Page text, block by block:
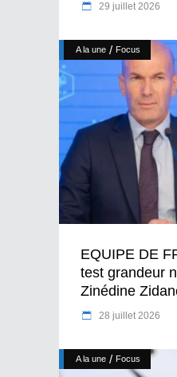
29 juillet 2026
A la une / Focus
EQUIPE DE
test grandeur
Zinédine
28 juillet 2026
A la une / Focus